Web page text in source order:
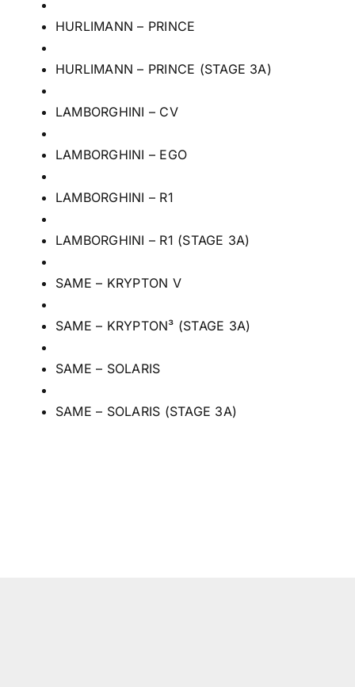
HURLIMANN – PRINCE
HURLIMANN – PRINCE (STAGE 3A)
LAMBORGHINI – CV
LAMBORGHINI – EGO
LAMBORGHINI – R1
LAMBORGHINI – R1 (STAGE 3A)
SAME – KRYPTON V
SAME – KRYPTON³ (STAGE 3A)
SAME – SOLARIS
SAME – SOLARIS (STAGE 3A)